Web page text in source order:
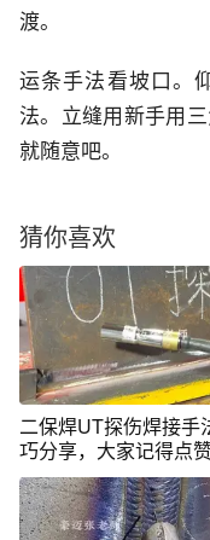
渡。
运条手法看坡口。
法。立缝用新手用
就随意吧。
猜你喜欢
二保焊UT探伤焊接手
巧分享，大家记得点赞
二保焊 #焊接技术 #
接探伤 #电焊工